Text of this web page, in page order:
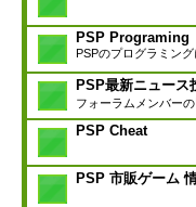
PSP Programing
PSPのプログラミン
PSP最新ニュース
フォーラムメンバー
PSP Cheat
PSP 市販ゲーム